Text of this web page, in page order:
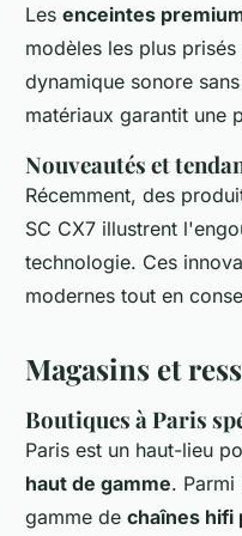
Les enceintes
modèles les plus
dynamique sonore
matériaux garantit une
Nouveautés et
Récemment, des
SC CX7 illustrent
technologie. Ces
modernes tout en
Magasins et
Boutiques à Paris
Paris est un haut-lieu
haut de gamme.
gamme de chaînes hifi